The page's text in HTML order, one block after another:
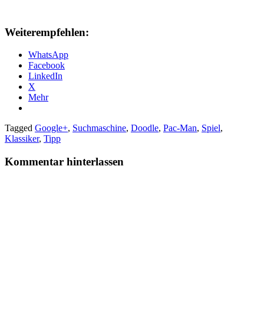
Weiterempfehlen:
WhatsApp
Facebook
LinkedIn
X
Mehr
Tagged Google+, Suchmaschine, Doodle, Pac-Man, Spiel,
Klassiker, Tipp
Kommentar hinterlassen